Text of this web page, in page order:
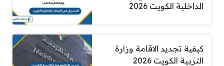
الداخلية الكويت 2026
كيفية تجديد الاقامة وزارة
التربية الكويت 2026